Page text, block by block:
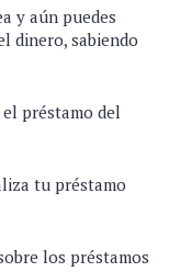
y aún puedes
dinero, sabiendo
préstamo del
tu préstamo
los préstamos